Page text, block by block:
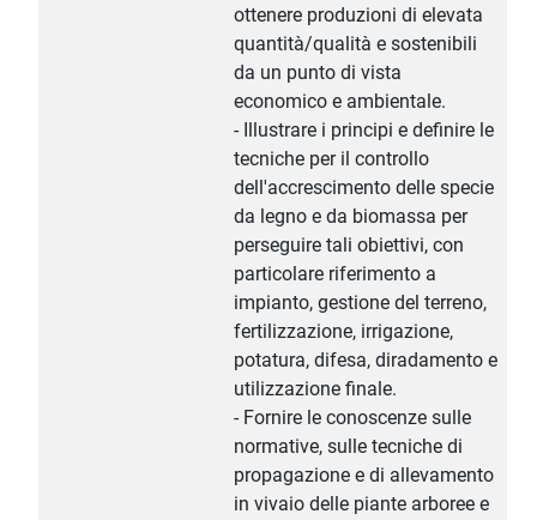
ottenere produzioni di elevata
quantità/qualità e sostenibili
da un punto di vista
economico e ambientale.
- Illustrare i principi e definire le
tecniche per il controllo
dell'accrescimento delle specie
da legno e da biomassa per
perseguire tali obiettivi, con
particolare riferimento a
impianto, gestione del terreno,
fertilizzazione, irrigazione,
potatura, difesa, diradamento e
utilizzazione finale.
- Fornire le conoscenze sulle
normative, sulle tecniche di
propagazione e di allevamento
in vivaio delle piante arboree e